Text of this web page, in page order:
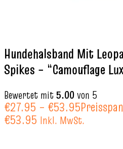
Hundehalsband Mit
Spikes – “Camouflage
Bewertet mit5.00von 5
€27.95 – €53.95
€53.95 Inkl. MwSt.